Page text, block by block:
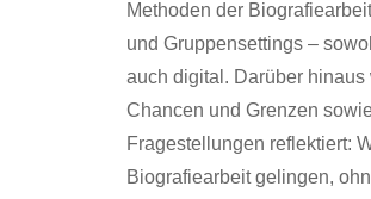
Methoden der
und Gruppensettings –
auch digital. Darüber hinaus
Chancen und Grenzen
Fragestellungen reflektiert:
Biografiearbeit gelingen,